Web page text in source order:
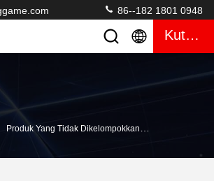
86--182 1801 0948
Kutipan
Produk Yang Tidak Dikelompokkan >